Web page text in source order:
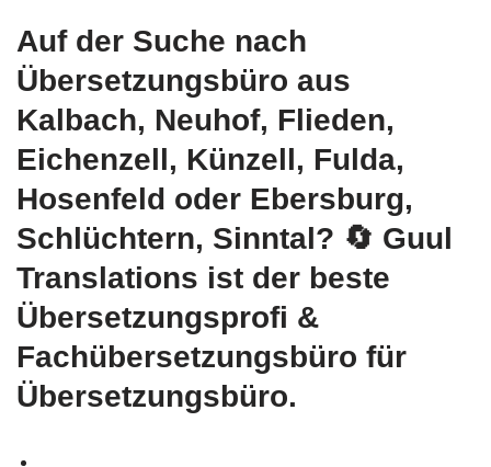
Auf der Suche nach
Übersetzungsbüro aus
Kalbach, Neuhof, Flieden,
Eichenzell, Künzell, Fulda,
Hosenfeld oder Ebersburg,
Schlüchtern, Sinntal? 🔄 Guul
Translations ist der beste
Übersetzungsprofi &
Fachübersetzungsbüro für
Übersetzungsbüro.